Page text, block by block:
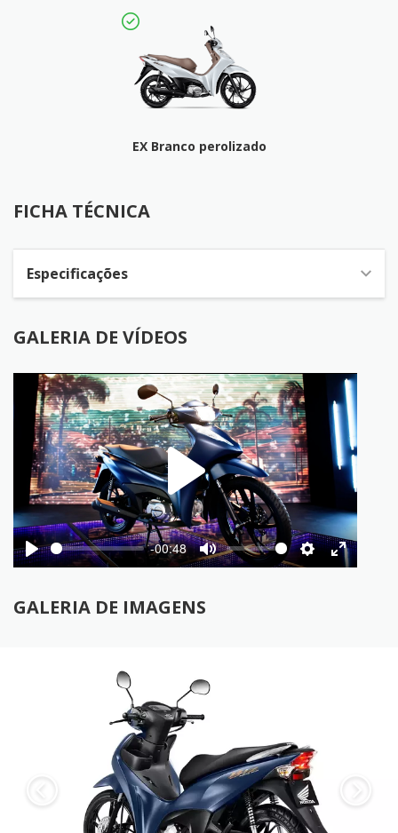
EX Branco perolizado
FICHA TÉCNICA
Especificações
GALERIA DE VÍDEOS
Play
-00:48
Mute Settings
Enter
Play
GALERIA DE IMAGENS